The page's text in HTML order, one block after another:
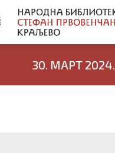
30. МАРТ 2024.